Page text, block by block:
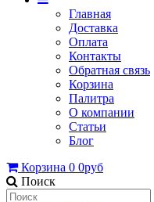
Главная
Доставка
Оплата
Контакты
Обратная связь
Корзина
Палитра
О компании
Статьи
Блог
Корзина 0 0руб
Поиск